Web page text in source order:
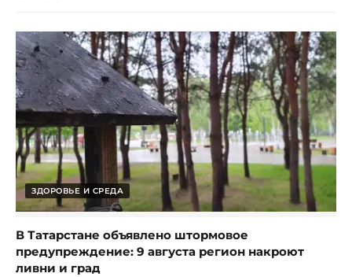
ЗДОРОВЬЕ И СРЕДА
В Татарстане объявлено штормовое
предупреждение: 9 августа регион накроют
ливни и град